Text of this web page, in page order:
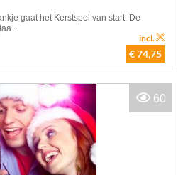
gaat het Kerstspel van start. De
€ 74,75
incl.
60